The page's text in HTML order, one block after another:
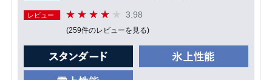
レビュー 3.98
(259件のレビューを見る)